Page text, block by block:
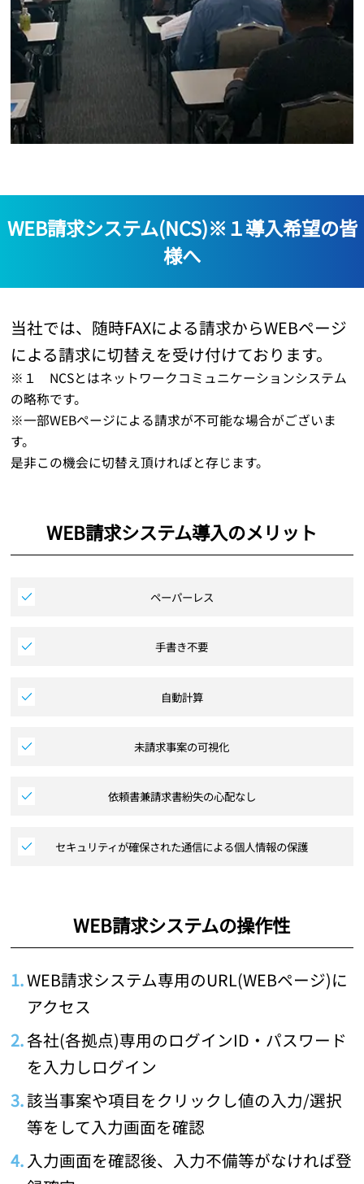
WEB請求システム(NCS)※１導入希望の皆
様へ
当社では、随時FAXによる請求からWEBページ
による請求に切替えを受け付けております。
※１ NCSとはネットワークコミュニケーションシステム
の略称です。
※一部WEBページによる請求が不可能な場合がございま
す。
是非この機会に切替え頂ければと存じます。
WEB請求システム導入のメリット
ペーパーレス
手書き不要
自動計算
未請求事案の可視化
依頼書兼請求書紛失の心配なし
セキュリティが確保された通信による個人情報の保護
WEB請求システムの操作性
WEB請求システム専用のURL(WEBページ)に
アクセス
各社(各拠点)専用のログインID・パスワード
を入力しログイン
該当事案や項目をクリックし値の入力/選択
等をして入力画面を確認
入力画面を確認後、入力不備等がなければ登